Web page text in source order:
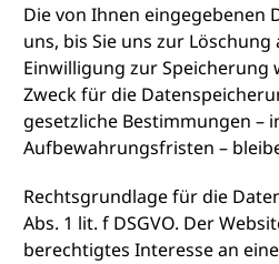
Die von Ihnen eingegebenen
uns, bis Sie uns zur
Einwilligung zur
Zweck für die
gesetzliche Bestimmungen –
Aufbewahrungsfristen –
Rechtsgrundlage für die
Abs. 1 lit. f DSGVO. Der
berechtigtes Interesse an